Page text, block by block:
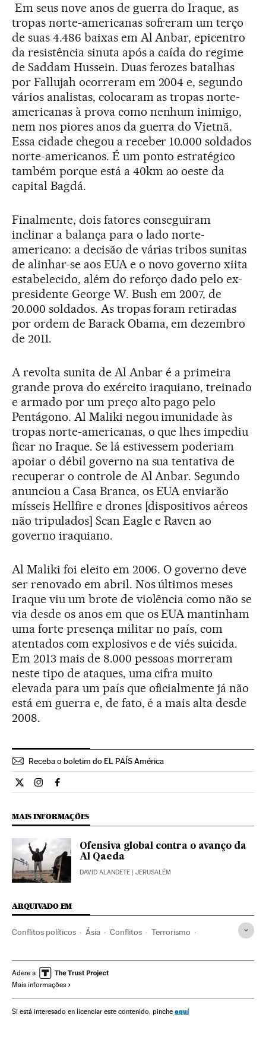
Em seus nove anos de guerra do Iraque, as
tropas norte-americanas sofreram um terço
de suas 4.486 baixas em Al Anbar, epicentro
da resistência sinuta após a caída do regime
de Saddam Hussein. Duas ferozes batalhas
por Fallujah ocorreram em 2004 e, segundo
vários analistas, colocaram as tropas norte-
americanas à prova como nenhum inimigo,
nem nos piores anos da guerra do Vietnã.
Essa cidade chegou a receber 10.000 soldados
norte-americanos. É um ponto estratégico
também porque está a 40km ao oeste da
capital Bagdá.
Finalmente, dois fatores conseguiram
inclinar a balança para o lado norte-
americano: a decisão de várias tribos sunitas
de alinhar-se aos EUA e o novo governo xiita
estabelecido, além do reforço dado pelo ex-
presidente George W. Bush em 2007, de
20.000 soldados. As tropas foram retiradas
por ordem de Barack Obama, em dezembro
de 2011.
A revolta sunita de Al Anbar é a primeira
grande prova do exército iraquiano, treinado
e armado por um preço alto pago pelo
Pentágono. Al Maliki negou imunidade às
tropas norte-americanas, o que lhes impediu
ficar no Iraque. Se lá estivessem poderiam
apoiar o débil governo na sua tentativa de
recuperar o controle de Al Anbar. Segundo
anunciou a Casa Branca, os EUA enviarão
mísseis Hellfire e drones [dispositivos aéreos
não tripulados] Scan Eagle e Raven ao
governo iraquiano.
Al Maliki foi eleito em 2006. O governo deve
ser renovado em abril. Nos últimos meses
Iraque viu um brote de violência como não se
via desde os anos em que os EUA mantinham
uma forte presença militar no país, com
atentados com explosivos e de viés suicida.
Em 2013 mais de 8.000 pessoas morreram
neste tipo de ataques, uma cifra muito
elevada para um país que oficialmente já não
está em guerra e, de fato, é a mais alta desde
2008.
Receba o boletim do EL PAÍS América
Internacional El País Brasil en Twitter
Internacional El País Brasil en Instagram
Internacional El País Brasil en Facebook
MAIS INFORMAÇÕES
Ofensiva global contra o avanço da
Al Qaeda
DAVID ALANDETE | JERUSALÉM
ARQUIVADO EM
Conflitos políticos Ásia Conflitos Terrorismo
Primavera árabe Guerra civil
Oriente médio
Mal-estar social Problemas sociais Sociedade
Adere a
Mais informações
Si está interesado en licenciar este contenido, pinche aquí